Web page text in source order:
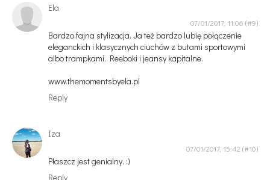
Ela
07/01/2017, 11:06
Bardzo fajna stylizacja. Ja też bardzo lubię połączenie
eleganckich i klasycznych ciuchów z butami sportowymi
albo trampkami. Reeboki i jeansy kapitalne.
www.themomentsbyela.pl
Reply
Iza
07/01/2017, 15:42
Płaszcz jest genialny. :)
Reply